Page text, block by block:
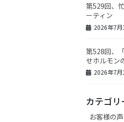
第529回、
ーティン
2026年7月
第528回、
せホルモン
2026年7月
カテゴリ
お客様の声